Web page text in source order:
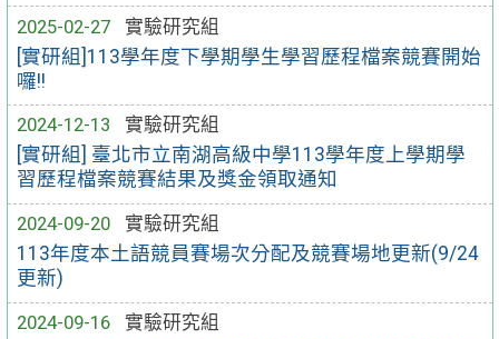
2025-02-27
實驗研究組
[實研組]113學年度下學期學生學習歷程檔案競賽開始
囉!!
2024-12-13
實驗研究組
[實研組] 臺北市立南湖高級中學113學年度上學期學
習歷程檔案競賽結果及獎金領取通知
2024-09-20
實驗研究組
113年度本土語競員賽場次分配及競賽場地更新(9/24
更新)
2024-09-16
實驗研究組